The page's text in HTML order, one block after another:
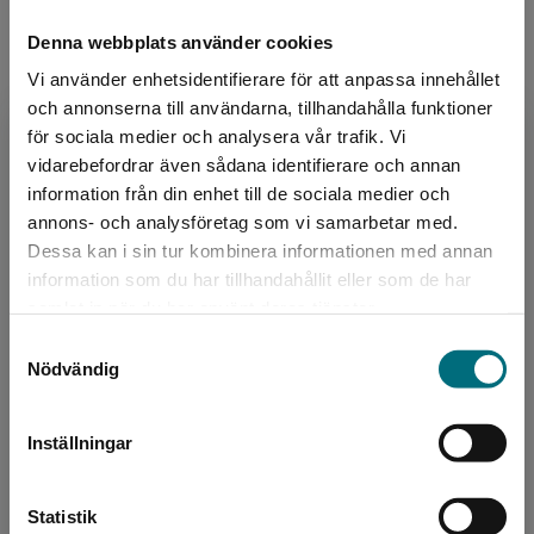
Denna webbplats använder cookies
Vi använder enhetsidentifierare för att anpassa innehållet
och annonserna till användarna, tillhandahålla funktioner
för sociala medier och analysera vår trafik. Vi
vidarebefordrar även sådana identifierare och annan
information från din enhet till de sociala medier och
annons- och analysföretag som vi samarbetar med.
Dessa kan i sin tur kombinera informationen med annan
information som du har tillhandahållit eller som de har
Nödvändig
Inställningar
Statistik
Begränsad fraktregion
Det verkar som att du besöker
nyponochviljaforlag.se via en enhet utanför
Sverige. För att kunna slutföra ett köp måste
Upphovspersoner
svenska och historia samt svenska som
1990-talet arbetat i sko...